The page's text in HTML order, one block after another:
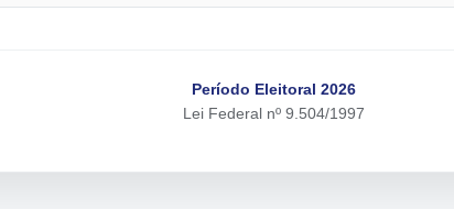
Período Eleitoral 2026
Lei Federal nº 9.504/1997